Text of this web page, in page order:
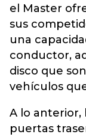
el Master
sus
una
conductor,
disco que
vehículos
A lo anterior,
puertas